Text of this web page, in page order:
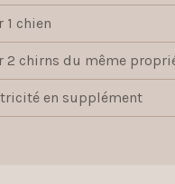
1 chien
2 chirns du même
en supplément